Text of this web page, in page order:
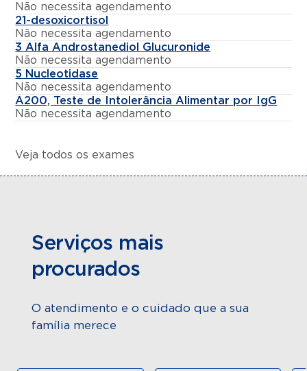
Não necessita agendamento
21-desoxicortisol
Não necessita agendamento
3 Alfa Androstanediol Glucuronide
Não necessita agendamento
5 Nucleotidase
Não necessita agendamento
A200, Teste de Intolerância Alimentar por IgG
Não necessita agendamento
Veja todos os exames
Serviços mais
procurados
O atendimento e o cuidado que a sua
família merece